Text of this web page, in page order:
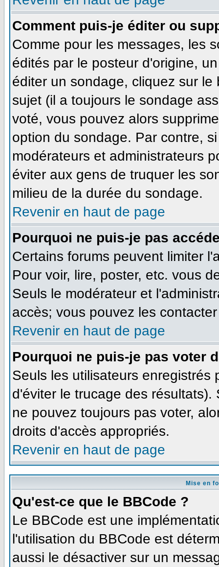
Comment puis-je éditer ou
Comme pour les messages, les
édités par le posteur d'origine,
éditer un sondage, cliquez sur
sujet (il a toujours le sondage
voté, vous pouvez alors
option du sondage. Par contre,
modérateurs et administrateurs
éviter aux gens de truquer les
milieu de la durée du sondage.
Revenir en haut de page
Pourquoi ne puis-je pas
Certains forums peuvent limiter
Pour voir, lire, poster, etc. vous
Seuls le modérateur et
accès; vous pouvez les
Revenir en haut de page
Pourquoi ne puis-je pas voter
Seuls les utilisateurs
d'éviter le trucage des
ne pouvez toujours pas voter,
droits d'accès appropriés.
Revenir en haut de page
Mise en
Qu'est-ce que le BBCode ?
Le BBCode est une
l'utilisation du BBCode est
aussi le désactiver sur un